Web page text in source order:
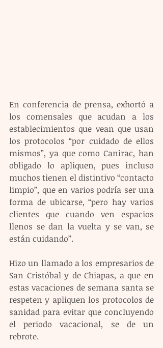
En conferencia de prensa, exhortó a
los comensales que acudan a los
establecimientos que vean que usan
los protocolos “por cuidado de ellos
mismos”, ya que como Canirac, han
obligado lo apliquen, pues incluso
muchos tienen el distintivo “contacto
limpio”, que en varios podría ser una
forma de ubicarse, “pero hay varios
clientes que cuando ven espacios
llenos se dan la vuelta y se van, se
están cuidando”.
Hizo un llamado a los empresarios de
San Cristóbal y de Chiapas, a que en
estas vacaciones de semana santa se
respeten y apliquen los protocolos de
sanidad para evitar que concluyendo
el periodo vacacional, se de un
rebrote.